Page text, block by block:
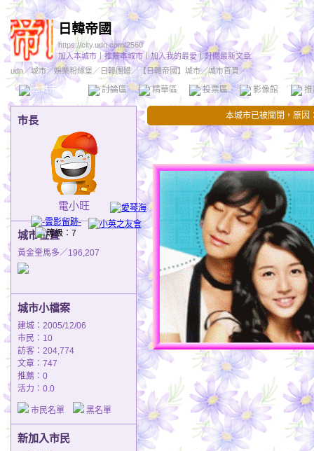
日韓帝國
https://city.udn.com/2560
加入本城市 ｜推薦本城市 ｜加入我的最愛｜ 訂閱最新文章
udn／城市／娛樂粉絲堡 ／ 日韓團體／【日韓帝國】城市／城市首頁／
本城市首頁 討論區 精華區 投票區 影像館
市長
電小旺
城市位置
黃金奎馬多／196,207
城市小檔案
建城：2005/12/06
市民：10
訪客：204,774
文章：747
推薦： 0
活力：0.0
市民名單 黑名單
新加入市民
本城市已被關閉，原因